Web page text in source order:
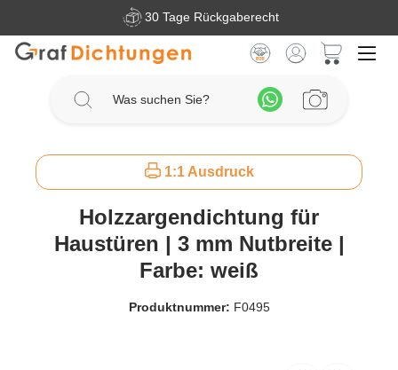
Zum Hauptinhalt springen30 Tage Rückgaberecht
1:1 Ausdruck
Holzzargendichtung für
Haustüren | 3 mm Nutbreite |
Farbe: weiß
Produktnummer: F0495